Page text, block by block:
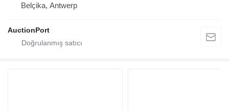
Belçika, Antwerp
AuctionPort